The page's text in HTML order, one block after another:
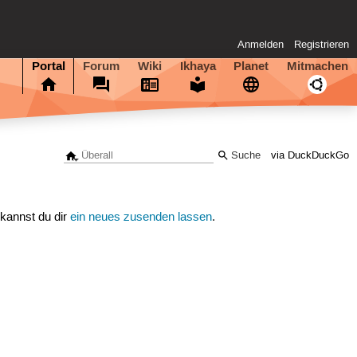
Anmelden Registrieren
Portal Forum Wiki Ikhaya Planet Mitmachen
via DuckDuckGo
du direin neues zusenden lassen.